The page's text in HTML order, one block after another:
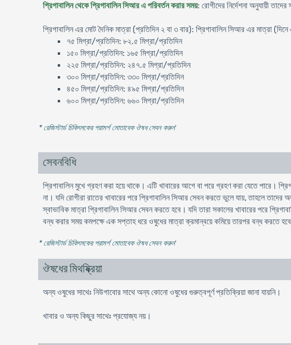
প্রিগাবালিন থেকে প্রিগাবালিন সিআর এ পরিবর্তন করার সময়: রোগীদের নির্দেশনা অনুযায়ী
প্রিগাবালিন এর মোট দৈনিক মাত্রা (প্রতিদিন ২ বা ৩ বার): প্রিগাবালিন সিআর এর মাত্রা
৭৫ মিগ্রা/প্রতিদিন: ৮২.৫ মিগ্রা/প্রতিদিন
১৫০ মিগ্রা/প্রতিদিন: ১৬৫ মিগ্রা/প্রতিদিন
২২৫ মিগ্রা/প্রতিদিন: ২৪৭.৫ মিগ্রা/প্রতিদিন
৩০০ মিগ্রা/প্রতিদিন: ৩৩০ মিগ্রা/প্রতিদিন
৪৫০ মিগ্রা/প্রতিদিন: ৪৯৫ মিগ্রা/প্রতিদিন
৬০০ মিগ্রা/প্রতিদিন: ৬৬০ মিগ্রা/প্রতিদিন
* রেজিস্টার্ড চিকিৎসকের পরামর্শ মোতাবেক ঔষধ সেবন করুন'
সেবনবিধি
প্রিগাবালিন মুখে গ্রহণ করা হয়ে থাকে। এটি খাবারের আগে বা পরে গ্রহণ করা যেতে পারে।
না। যদি রোগীরা রাতের খাবারের পরে প্রিগাবালিন সিআর সেবন করতে ভুলে যায়, তাহলে
স্বাভাবিক মাত্রা প্রিগাবালিন সিআর সেবন করতে হবে। যদি তারা সকালের খাবারের পরে
বন্ধ করার সময় কমপক্ষে এক সপ্তাহ ধরে ওষুধের মাত্রা ক্রমান্বয়ে কমিয়ে তারপর বন্ধ করতে
* রেজিস্টার্ড চিকিৎসকের পরামর্শ মোতাবেক ঔষধ সেবন করুন'
ঔষধের মিথষ্ক্রিয়া
অন্য ওষুধের সাথেঃ নিউগাবাের সাথে অন্য কোনো ওষুধের গুরুত্বপূর্ণ প্রতিক্রিয়া জানা যায়নি।
খাবার ও অন্য কিছুর সাথেঃ প্রযোজ্য নয়।